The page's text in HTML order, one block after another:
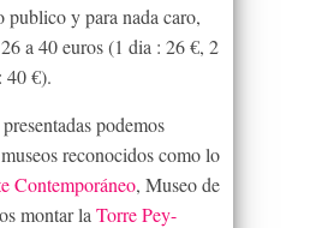
publico y para nada caro,
a 40 euros (1 dia : 26 €, 2
40 €).
podemos
reconocidos como lo
Contemporáneo, Museo de
montar la Torre Pey-